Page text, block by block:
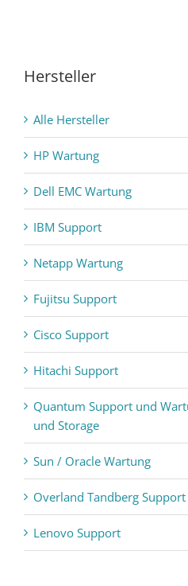
Hersteller
Alle Hersteller
HP Wartung
Dell EMC Wartung
IBM Support
Netapp Wartung
Fujitsu Support
Cisco Support
Hitachi Support
Quantum Support und
und Storage
Sun / Oracle Wartung
Overland Tandberg Support
Lenovo Support